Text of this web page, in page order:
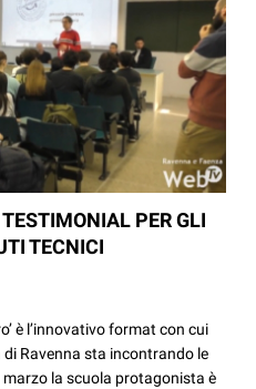
PER GLI
TECNICI
è l’innovativo format con cui
Ravenna sta incontrando le
la scuola protagonista è